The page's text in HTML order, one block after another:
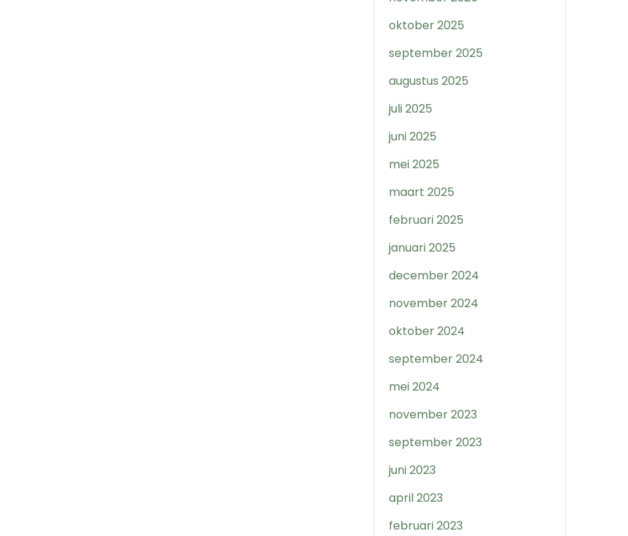
oktober 2025
september 2025
augustus 2025
juli 2025
juni 2025
mei 2025
maart 2025
februari 2025
januari 2025
december 2024
november 2024
oktober 2024
september 2024
mei 2024
november 2023
september 2023
juni 2023
april 2023
februari 2023